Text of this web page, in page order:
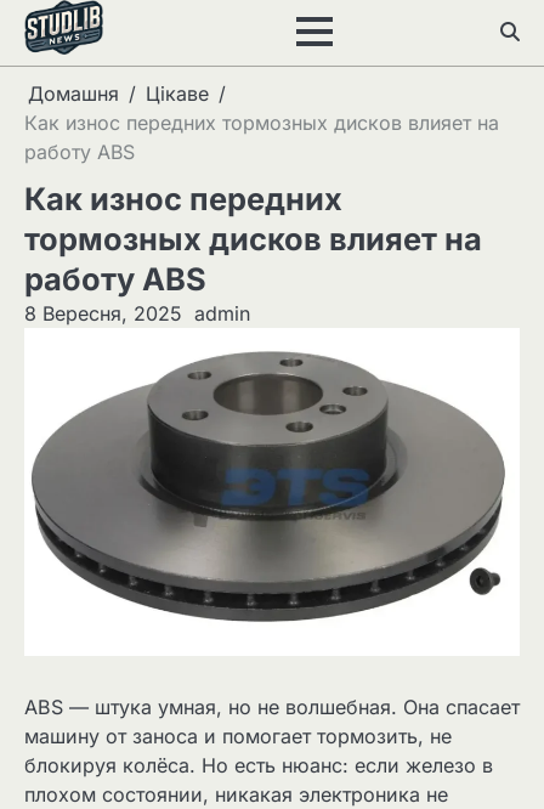
Перейти
вмісту
Домашня
Цікаве
Как износ передних тормозных дисков влияет на
работу ABS
Как износ передних
тормозных дисков влияет на
работу ABS
8 Вересня, 2025 admin
ABS — штука умная, но не волшебная. Она спасает
машину от заноса и помогает тормозить, не
блокируя колёса. Но есть нюанс: если железо в
плохом состоянии, никакая электроника не